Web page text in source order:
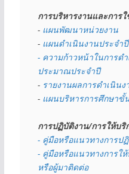
การบริหารงานและการ
- แผนพัฒนาหน่วยงาน
- แผนดำเนินงานประจำปี
- ความก้าวหน้าในการด
ประมาณประจำปี
- รายงานผลการดำเนิน
- แผนบริหารการศึกษาขั้
การปฏิบัติงาน/การให้บริ
- คู่มือหรือแนวทางการป
- คู่มือหรือแนวทางการใ
หรือผู้มาติดต่อ